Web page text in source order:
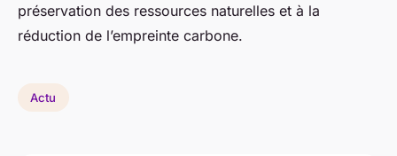
préservation des ressources naturelles et à la
réduction de l’empreinte carbone.
Actu